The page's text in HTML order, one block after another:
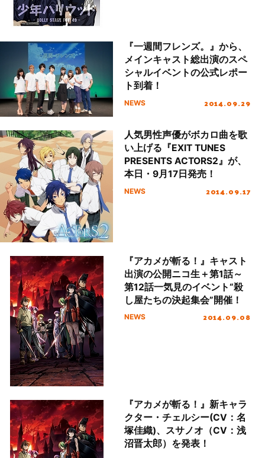
『一週間フレンズ。』から、
メインキャスト総出演のスペ
シャルイベントの公式レポー
ト到着！
NEWS 2014.09.29
人気男性声優がボカロ曲を歌
い上げる『EXIT TUNES
PRESENTS ACTORS2』が、
本日・9月17日発売！
NEWS 2014.09.17
『アカメが斬る！』キャスト
出演の公開ニコ生＋第1話～
第12話一気見のイベント“殺
し屋たちの決起集会”開催！
NEWS 2014.09.08
『アカメが斬る！』新キャラ
クター・チェルシー(CV：名
塚佳織)、スサノオ（CV：浅
沼晋太郎）を発表！